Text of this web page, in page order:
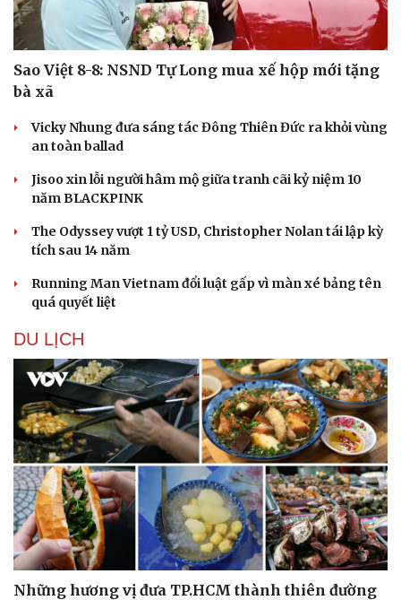
Sao Việt 8-8: NSND Tự Long mua xế hộp mới tặng
bà xã
Vicky Nhung đưa sáng tác Đông Thiên Đức ra khỏi vùng
an toàn ballad
Jisoo xin lỗi người hâm mộ giữa tranh cãi kỷ niệm 10
năm BLACKPINK
The Odyssey vượt 1 tỷ USD, Christopher Nolan tái lập kỳ
tích sau 14 năm
Running Man Vietnam đổi luật gấp vì màn xé bảng tên
quá quyết liệt
DU LỊCH
Những hương vị đưa TP.HCM thành thiên đường